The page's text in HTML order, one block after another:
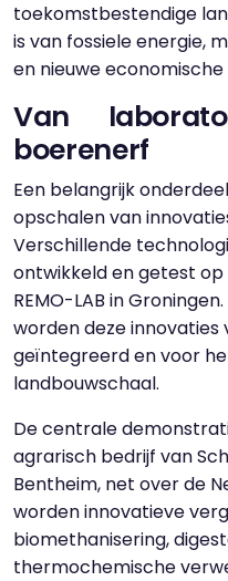
toekomstbestendige
is van fossiele energie,
en nieuwe
Van
boerenerf
Een belangrijk
opschalen van
Verschillende
ontwikkeld en getest
REMO-LAB in
worden deze
geïntegreerd en voor
landbouwschaal.
De centrale
agrarisch bedrijf van
Bentheim, net over de
worden innovatieve
biomethanisering,
thermochemische